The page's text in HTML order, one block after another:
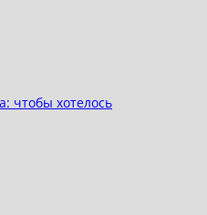
чтобы хотелось